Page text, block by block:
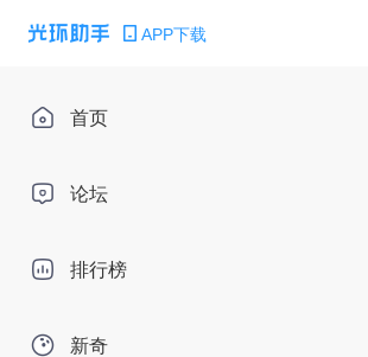
APP下载
首页
论坛
排行榜
新奇